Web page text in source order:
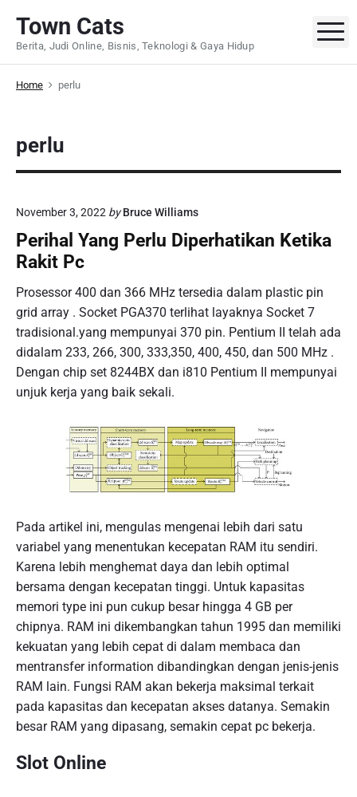
p
Town Cats
Berita, Judi Online, Bisnis, Teknologi & Gaya Hidup
Home perlu
perlu
November 3, 2022 by Bruce Williams
Perihal Yang Perlu Diperhatikan Ketika
Rakit Pc
Prosessor 400 dan 366 MHz tersedia dalam plastic pin
grid array . Socket PGA370 terlihat layaknya Socket 7
tradisional.yang mempunyai 370 pin. Pentium II telah ada
didalam 233, 266, 300, 333,350, 400, 450, dan 500 MHz .
Dengan chip set 8244BX dan i810 Pentium II mempunyai
unjuk kerja yang baik sekali.
Pada artikel ini, mengulas mengenai lebih dari satu
variabel yang menentukan kecepatan RAM itu sendiri.
Karena lebih menghemat daya dan lebih optimal
bersama dengan kecepatan tinggi. Untuk kapasitas
memori type ini pun cukup besar hingga 4 GB per
chipnya. RAM ini dikembangkan tahun 1995 dan memiliki
kekuatan yang lebih cepat di dalam membaca dan
mentransfer information dibandingkan dengan jenis-jenis
RAM lain. Fungsi RAM akan bekerja maksimal terkait
pada kapasitas dan kecepatan akses datanya. Semakin
besar RAM yang dipasang, semakin cepat pc bekerja.
Slot Online